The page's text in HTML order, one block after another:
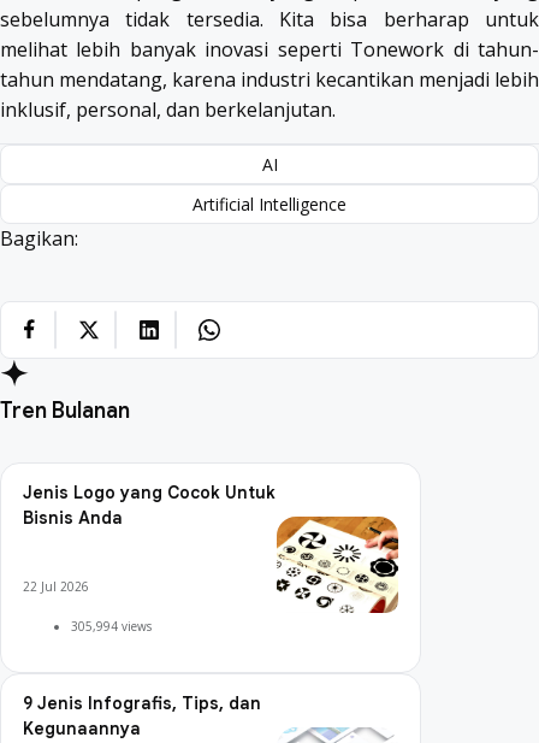
sebelumnya tidak tersedia. Kita bisa berharap untuk
melihat lebih banyak inovasi seperti Tonework di tahun-
tahun mendatang, karena industri kecantikan menjadi lebih
inklusif, personal, dan berkelanjutan.
AI
Artificial Intelligence
Bagikan:
Tren Bulanan
Jenis Logo yang Cocok Untuk
Bisnis Anda
22 Jul 2026
305,994 views
9 Jenis Infografis, Tips, dan
Kegunaannya